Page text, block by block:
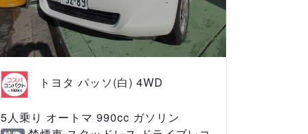
トヨタ パッソ(白) 4WD
5人乗り オートマ 990cc ガソリン